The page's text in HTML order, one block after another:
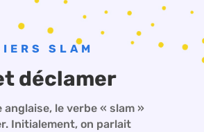
SLAM
déclamer
anglaise, le verbe « slam »
Initialement, on parlait